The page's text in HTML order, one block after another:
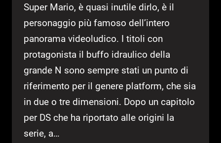
Super Mario, è quasi inutile dirlo, è il
personaggio più famoso dell’intero
panorama videoludico. I titoli con
protagonista il buffo idraulico della
grande N sono sempre stati un punto di
riferimento per il genere platform, che sia
in due o tre dimensioni. Dopo un capitolo
per DS che ha riportato alle origini la
serie, a…